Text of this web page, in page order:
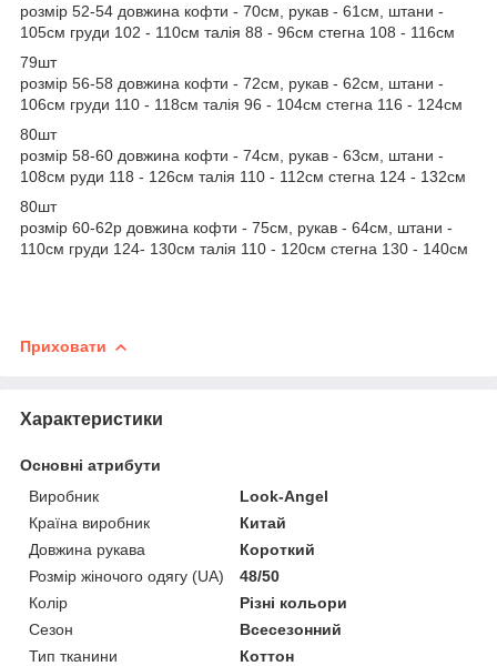
розмір 52-54 довжина кофти - 70см, рукав - 61см, штани -
105см груди 102 - 110см талія 88 - 96см стегна 108 - 116см
79шт
розмір 56-58 довжина кофти - 72см, рукав - 62см, штани -
106см груди 110 - 118см талія 96 - 104см стегна 116 - 124см
80шт
розмір 58-60 довжина кофти - 74см, рукав - 63см, штани -
108см руди 118 - 126см талія 110 - 112см стегна 124 - 132см
80шт
розмір 60-62р довжина кофти - 75см, рукав - 64см, штани -
110см груди 124- 130см талія 110 - 120см стегна 130 - 140см
Приховати
Характеристики
Основні атрибути
Виробник
Look-Angel
Країна виробник
Китай
Довжина рукава
Короткий
Розмір жіночого одягу (UA)
48/50
Колір
Різні кольори
Сезон
Всесезонний
Тип тканини
Коттон